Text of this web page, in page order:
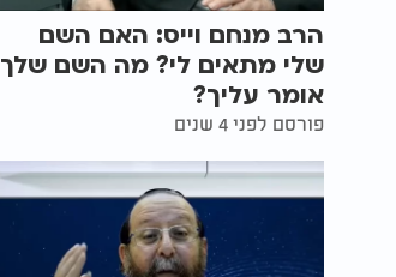
הרב מנחם וייס: האם השם
שלי מתאים לי? מה השם שלך
אומר עליך?
פורסם לפני 4 שנים